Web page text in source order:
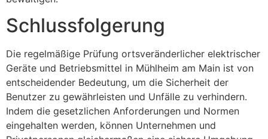
Schlussfolgerung
Die regelmäßige Prüfung ortsveränderlicher elektrischer
Geräte und Betriebsmittel in Mühlheim am Main ist von
entscheidender Bedeutung, um die Sicherheit der
Benutzer zu gewährleisten und Unfälle zu verhindern.
Indem die gesetzlichen Anforderungen und Normen
eingehalten werden, können Unternehmen und